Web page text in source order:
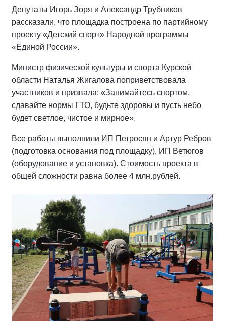
Депутаты Игорь Зоря и Александр Трубников
рассказали, что площадка построена по партийному
проекту «Детский спорт» Народной программы
«Единой России».
Министр физической культуры и спорта Курской
области Наталья Жигалова поприветствовала
участников и призвала: «Занимайтесь спортом,
сдавайте нормы ГТО, будьте здоровы и пусть небо
будет светлое, чистое и мирное».
Все работы выполнили ИП Петросян и Артур Ребров
(подготовка основания под площадку), ИП Ветюгов
(оборудование и установка). Стоимость проекта в
общей сложности равна более 4 млн.рублей.